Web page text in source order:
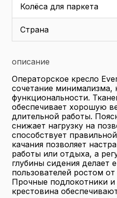
Колёса для паркета
Страна
описание
Операторское кресло
сочетание минимализма,
функциональности.
обеспечивает хорошую
длительной работы.
снижает нагрузку на
способствует
качания позволяет
работы или отдыха, а
глубины сидения делает
пользователей ростом
Прочные подлокотники и
крестовина